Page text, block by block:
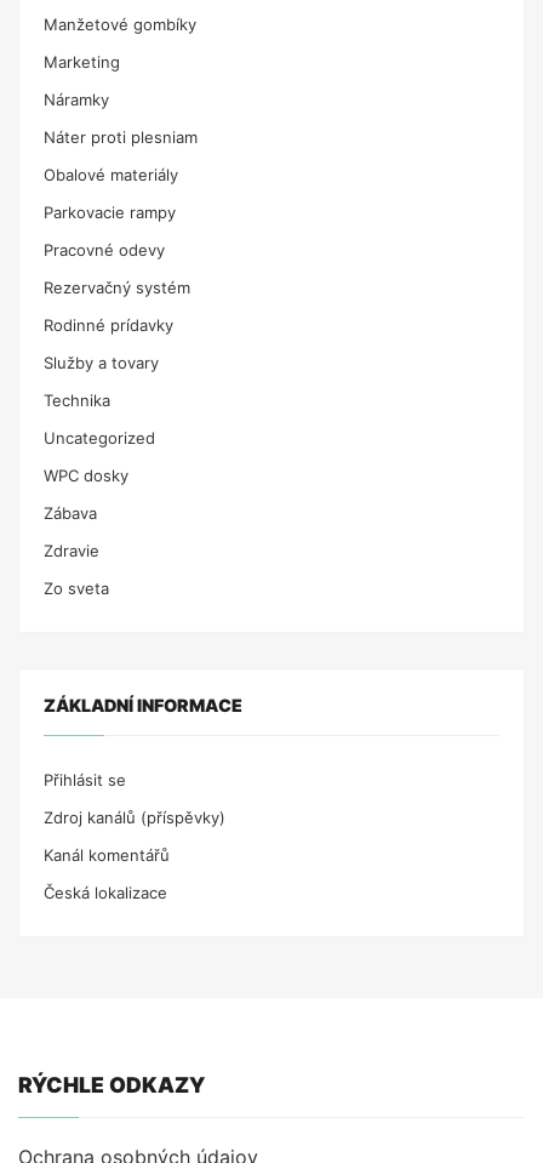
Manžetové gombíky
Marketing
Náramky
Náter proti plesniam
Obalové materiály
Parkovacie rampy
Pracovné odevy
Rezervačný systém
Rodinné prídavky
Služby a tovary
Technika
Uncategorized
WPC dosky
Zábava
Zdravie
Zo sveta
ZÁKLADNÍ INFORMACE
Přihlásit se
Zdroj kanálů (příspěvky)
Kanál komentářů
Česká lokalizace
RÝCHLE ODKAZY
Ochrana osobných údajov